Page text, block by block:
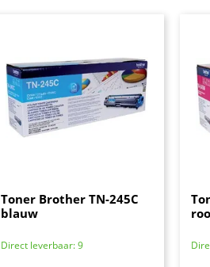
Toner Brother TN-245C
blauw
Direct leverbaar: 9